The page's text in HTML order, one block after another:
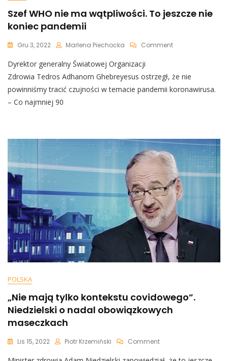
Szef WHO nie ma wątpliwości. To jeszcze nie
koniec pandemii
Gru 3, 2022 Marlena Piechocka CommentOn
Nie
Wątpliwości.
Pandemii
Dyrektor generalny Światowej Organizacji
Zdrowia Tedros Adhanom Ghebreyesus ostrzegł, że nie
powinniśmy tracić czujności w temacie pandemii koronawirusa.
– Co najmniej 90
POLSKA
„Nie mają tylko kontekstu covidowego”.
Niedzielski o nadal obowiązkowych
maseczkach
Lis 15, 2022 Piotr Krzemiński CommentOn